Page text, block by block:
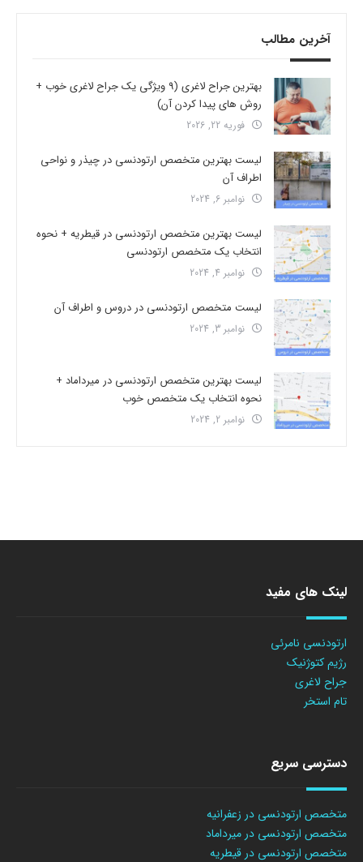
آخرین مطالب
بهترین جراح لاغری (9 ویژگی یک جراح لاغری خوب +
روش های پیدا کردن آن)
فوریه 22, 2026
لیست بهترین متخصص ارتودنسی در چیذر و نواحی
اطراف آن
نوامبر 6, 2024
لیست بهترین متخصص ارتودنسی در قیطریه + نحوه
انتخاب یک متخصص ارتودنسی
نوامبر 4, 2024
لیست متخصص ارتودنسی در دروس و اطراف آن
نوامبر 3, 2024
لیست بهترین متخصص ارتودنسی در میرداماد +
نحوه انتخاب یک متخصص خوب
نوامبر 2, 2024
لینک های مفید
ارتودنسی نامرئی
رژیم کتوژنیک
جراح لاغری
تام استخر
دسترسی سریع
متخصص ارتودنسی در زعفرانیه
متخصص ارتودنسی در میرداماد
متخصص ارتودنسی در قیطریه